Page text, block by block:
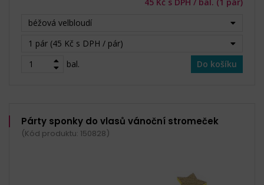
béžová velbloudí
1 pár (45 Kč s DPH / pár)
bal.
Do košíku
Párty sponky do vlasů vánoční stromeček
(Kód produktu: 150828)